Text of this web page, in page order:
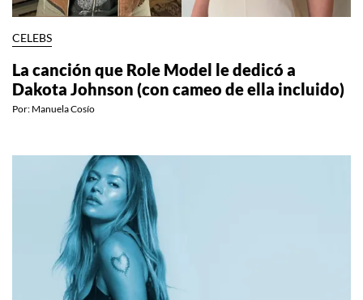
CELEBS
La canción que Role Model le dedicó a
Dakota Johnson (con cameo de ella incluido)
Por: Manuela Cosío